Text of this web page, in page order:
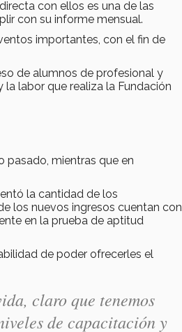
con ellos es una de las
con su informe mensual.
importantes, con el fin de
de alumnos de profesional y
labor que realiza la Fundación
pasado, mientras que en
la cantidad de los
los nuevos ingresos cuentan con
en la prueba de aptitud
de poder ofrecerles el
claro que tenemos
de capacitación y